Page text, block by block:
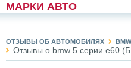
МАРКИ АВТО
ОТЗЫВЫ ОБ АВТОМОБИЛЯХ BMW
Отзывы о bmw 5 серии e60